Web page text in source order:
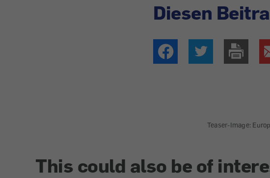
Diesen
Teaser-Image:
This could also be of